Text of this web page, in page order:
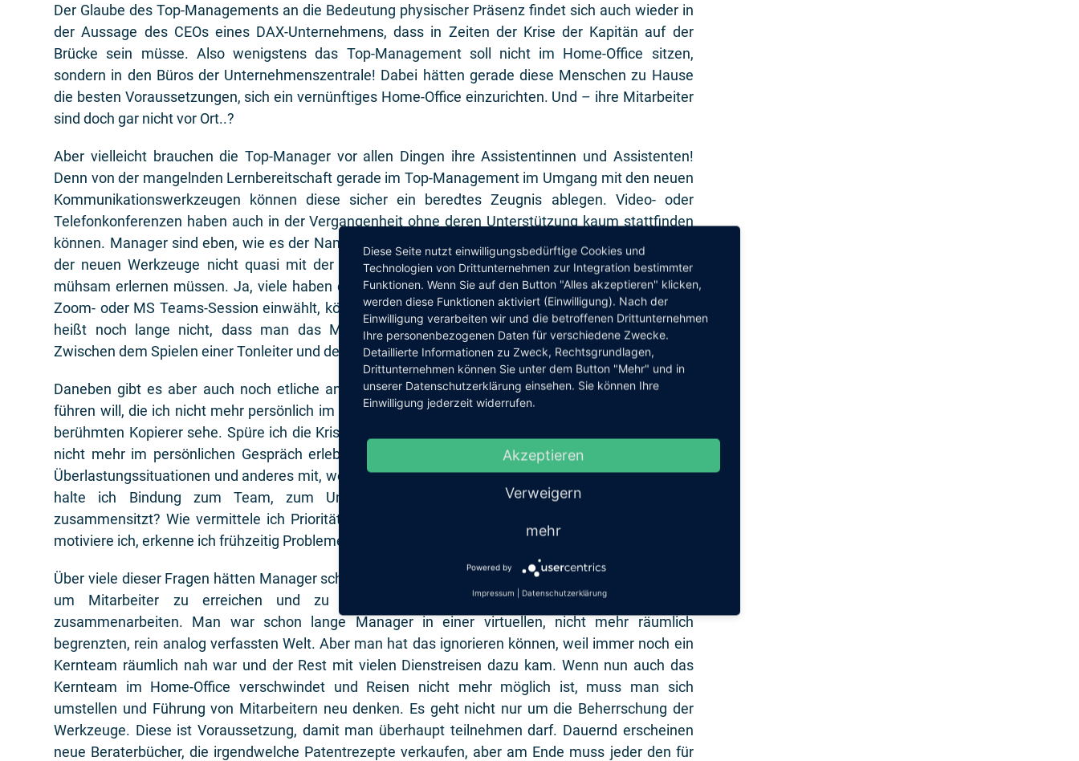
Der Glaube des Top-Managements an die Bedeutung physischer Präsenz findet sich auch wieder in
der Aussage des CEOs eines DAX-Unternehmens, dass in Zeiten der Krise der Kapitän auf der
Brücke sein müsse. Also wenigstens das Top-Management soll nicht im Home-Office sitzen,
sondern in den Büros der Unternehmenszentrale! Dabei hätten gerade diese Menschen zu Hause
die besten Voraussetzungen, sich ein vernünftiges Home-Office einzurichten. Und – ihre Mitarbeiter
sind doch gar nicht vor Ort..?
Aber vielleicht brauchen die Top-Manager vor allen Dingen ihre Assistentinnen und Assistenten!
Denn von der mangelnden Lernbereitschaft gerade im Top-Management im Umgang mit den neuen
Kommunikationswerkzeugen können diese sicher ein beredtes Zeugnis ablegen. Video- oder
Telefonkonferenzen haben auch in der Vergangenheit ohne deren Unterstützung kaum stattfinden
können. Manager sind eben, wie es der Name sagt, Man-Ager, also ältere Männer, die die Nutzung
der neuen Werkzeuge nicht quasi mit der Muttermilch eingesogen haben, sondern nachträglich
mühsam erlernen müssen. Ja, viele haben dank Corona mittlerweile gelernt, wie man sich in eine
Zoom- oder MS Teams-Session einwählt, können vielleicht auch eine Präsentation teilen. Aber das
heißt noch lange nicht, dass man das Medium einer MS-Teams-Session wirklich beherrscht.
Zwischen dem Spielen einer Tonleiter und dem Beherrschen eines Instruments liegen Welten!
Daneben gibt es aber auch noch etliche andere Dinge, die ich lernen muss, wenn ich Menschen
führen will, die ich nicht mehr persönlich im Meeting, beim Mittagessen, in der Cafeteria oder beim
berühmten Kopierer sehe. Spüre ich die Krisenlage in einem Projekt noch, wenn ich die Mitarbeiter
nicht mehr im persönlichen Gespräch erlebe? Bekomme ich Veränderungen in Stimmungslagen,
Überlastungssituationen und anderes mit, wenn ich sie nur noch per Kamera sehe? Wie schaffe und
halte ich Bindung zum Team, zum Unternehmen, wenn es nicht mehr auch räumlich
zusammensitzt? Wie vermittele ich Prioritäten, Dringlichkeiten und wo man schlampen darf? Wie
motiviere ich, erkenne ich frühzeitig Probleme und Hilfsbedarfe?
Über viele dieser Fragen hätten Manager schon lange nachdenken und Techniken erlernen müssen,
um Mitarbeiter zu erreichen und zu führen, die in räumlich stark verteilten Teams
zusammenarbeiten. Man war schon lange Manager in einer virtuellen, nicht mehr räumlich
begrenzten, rein analog verfassten Welt. Aber man hat das ignorieren können, weil immer noch ein
Kernteam räumlich nah war und der Rest mit vielen Dienstreisen dazu kam. Wenn nun auch das
Kernteam im Home-Office verschwindet und Reisen nicht mehr möglich ist, muss man sich
umstellen und Führung von Mitarbeitern neu denken. Es geht nicht nur um die Beherrschung der
Werkzeuge. Diese ist Voraussetzung, damit man überhaupt teilnehmen darf. Dauernd erscheinen
neue Beraterbücher, die irgendwelche Patentrezepte verkaufen, aber am Ende muss jeder den für
Diese Seite nutzt einwilligungsbedürftige Cookies und
Technologien von Drittunternehmen zur Integration bestimmter
Funktionen. Wenn Sie auf den Button "Alles akzeptieren" klicken,
werden diese Funktionen aktiviert (Einwilligung). Nach der
Einwilligung verarbeiten wir und die betroffenen Drittunternehmen
Ihre personenbezogenen Daten für verschiedene Zwecke.
Detaillierte Informationen zu Zweck, Rechtsgrundlagen,
Drittunternehmen können Sie unter dem Button "Mehr" und in
unserer Datenschutzerklärung einsehen. Sie können Ihre
Einwilligung jederzeit widerrufen.
Akzeptieren
Verweigern
mehr
Powered by
Impressum Datenschutzerklärung